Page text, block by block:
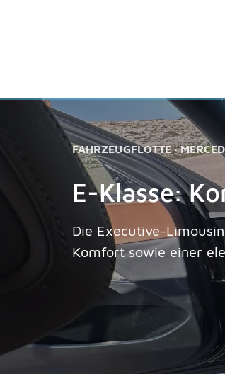
FAHRZEUGFLOTTE ·
E-Klasse:
Die Executive-
Komfort sowie einer